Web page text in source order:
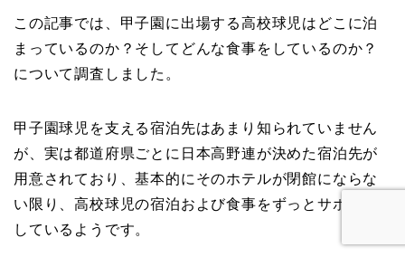
この記事では、甲子園に出場する高校球児はどこに泊
まっているのか？そしてどんな食事をしているのか？
について調査しました。
甲子園球児を支える宿泊先はあまり知られていません
が、実は都道府県ごとに日本高野連が決めた宿泊先が
用意されており、基本的にそのホテルが閉館にならな
い限り、高校球児の宿泊および食事をずっとサポート
しているようです。